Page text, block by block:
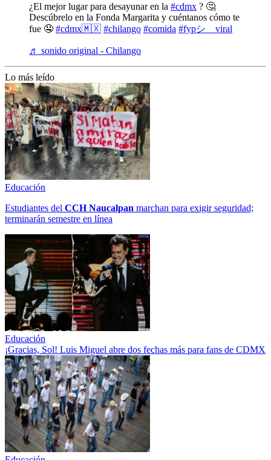
¿El mejor lugar para desayunar en la #cdmx ? 🤔
Descúbrelo en la Fonda Margarita y cuéntanos cómo te
fue 🤤 #cdmx🇲🇽 #chilango #comida #fypシ゚viral
♬ sonido original - Chilango
Lo más leído
Educación
Estudiantes del CCH Naucalpan marchan para exigir seguridad;
terminarán semestre en línea
Educación
¡Gracias, Sol! Luis Miguel abre dos fechas más para fans de CDMX